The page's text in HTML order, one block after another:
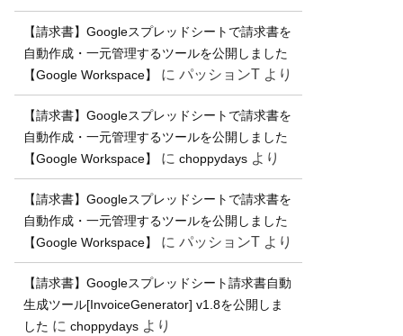
【請求書】Googleスプレッドシートで請求書を
自動作成・一元管理するツールを公開しました
【Google Workspace】
に パッションT より
【請求書】Googleスプレッドシートで請求書を
自動作成・一元管理するツールを公開しました
【Google Workspace】
に choppydays より
【請求書】Googleスプレッドシートで請求書を
自動作成・一元管理するツールを公開しました
【Google Workspace】
に パッションT より
【請求書】Googleスプレッドシート請求書自動
生成ツール[InvoiceGenerator] v1.8を公開しま
した に choppydays より